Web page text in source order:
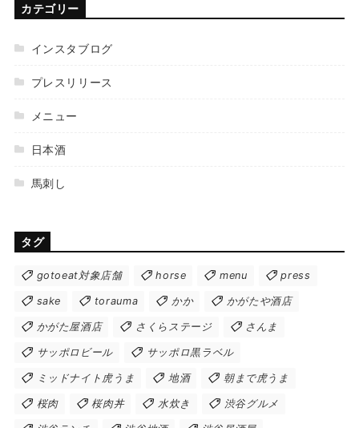
カテゴリー
インスタブログ
プレスリリース
メニュー
日本酒
馬刺し
タグ
gotoeat対象店舗 horse menu press
sake torauma かか かがたや酒店
かがた屋酒店 さくらステージ さんま
サッポロビール サッポロ黒ラベル
ミッドナイト虎うま 地酒 朝まで虎うま
桜肉 桜肉丼 水炊き 渋谷グルメ